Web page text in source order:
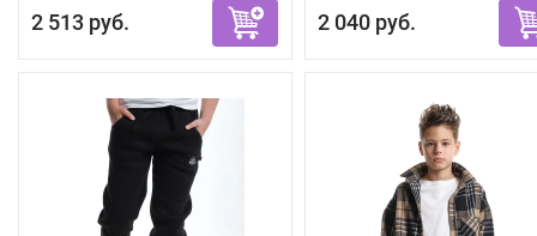
2 513 руб. 2 040 руб.